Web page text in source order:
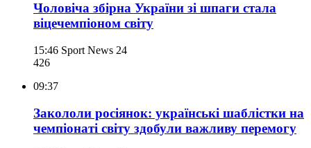
Чоловіча збірна України зі шпаги стала
віцечемпіоном світу
15:46 Sport News 24
426
09:37
Закололи росіянок: українські шаблістки на
чемпіонаті світу здобули важливу перемогу